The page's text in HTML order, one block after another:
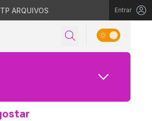
ARQUIVOS Entrar